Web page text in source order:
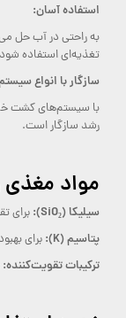
استفاده آسان:
به راحتی در آب حل
تغذیه‌ای استفاده
سازگار با انواع
با سیستم‌های کشت
رشد سازگار است.
مواد مغذی
سیلیکا (SiO₂): برای
پتاسیم (K): برای
ترکیبات تقویت‌کننده: